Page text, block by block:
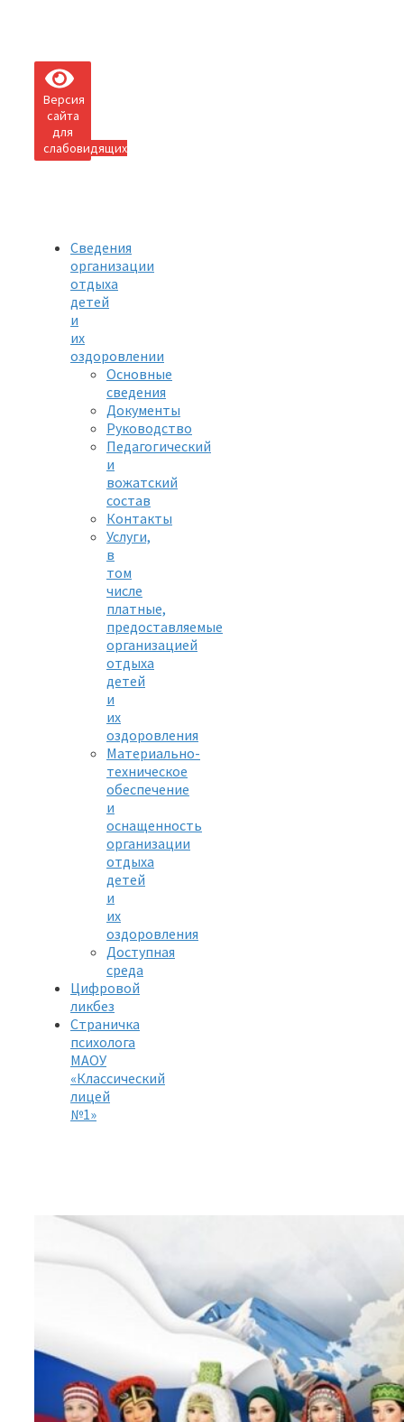
Версия
сайта
для
слабовидящих
Сведения
организации
отдыха
детей
и
их
оздоровлении
Основные
сведения
Документы
Руководство
Педагогический
и
вожатский
состав
Контакты
Услуги,
в
том
числе
платные,
предоставляемые
организацией
отдыха
детей
и
их
оздоровления
Материально-
техническое
обеспечение
и
оснащенность
организации
отдыха
детей
и
их
оздоровления
Доступная
среда
Цифровой
ликбез
Страничка
психолога
МАОУ
«Классический
лицей
№1»